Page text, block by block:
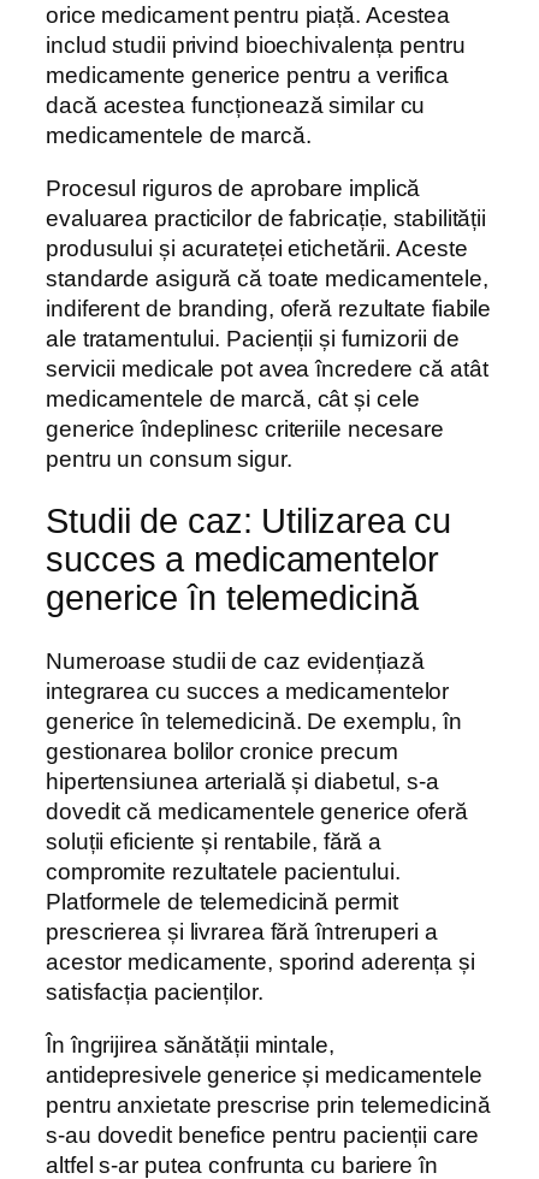
orice medicament pentru piață. Acestea
includ studii privind bioechivalența pentru
medicamente generice pentru a verifica
dacă acestea funcționează similar cu
medicamentele de marcă.
Procesul riguros de aprobare implică
evaluarea practicilor de fabricație, stabilității
produsului și acurateței etichetării. Aceste
standarde asigură că toate medicamentele,
indiferent de branding, oferă rezultate fiabile
ale tratamentului. Pacienții și furnizorii de
servicii medicale pot avea încredere că atât
medicamentele de marcă, cât și cele
generice îndeplinesc criteriile necesare
pentru un consum sigur.
Studii de caz: Utilizarea cu
succes a medicamentelor
generice în telemedicină
Numeroase studii de caz evidențiază
integrarea cu succes a medicamentelor
generice în telemedicină. De exemplu, în
gestionarea bolilor cronice precum
hipertensiunea arterială și diabetul, s-a
dovedit că medicamentele generice oferă
soluții eficiente și rentabile, fără a
compromite rezultatele pacientului.
Platformele de telemedicină permit
prescrierea și livrarea fără întreruperi a
acestor medicamente, sporind aderența și
satisfacția pacienților.
În îngrijirea sănătății mintale,
antidepresivele generice și medicamentele
pentru anxietate prescrise prin telemedicină
s-au dovedit benefice pentru pacienții care
altfel s-ar putea confrunta cu bariere în